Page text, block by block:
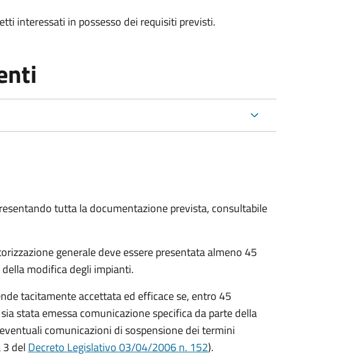
interessati in possesso dei requisiti previsti.
tutta la documentazione prevista, consultabile
generale deve essere presentata almeno 45
modifica degli impianti.
tacitamente accettata ed efficace se, entro 45
stata emessa comunicazione specifica da parte della
comunicazioni di sospensione dei termini
del Decreto Legislativo 03/04/2006 n. 152).